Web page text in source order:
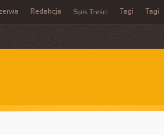
Redakcja Spis Treści Tagi Tagi